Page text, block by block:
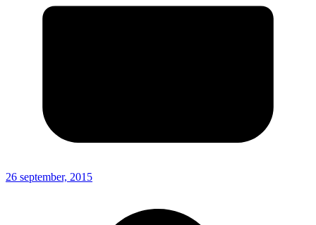
26 september, 2015